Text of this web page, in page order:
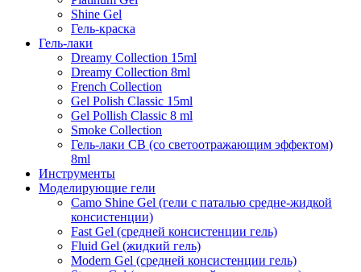
Shine Gel
Гель-краска
Гель-лаки
Dreamy Collection 15ml
Dreamy Collection 8ml
French Collection
Gel Polish Classic 15ml
Gel Pollish Classic 8 ml
Smoke Collection
Гель-лаки СВ (со светоотражающим эффектом)
8ml
Инструменты
Моделирующие гели
Camo Shine Gel (гели с паталью средне-жидкой
консистенции)
Fast Gel (средней консистенции гель)
Fluid Gel (жидкий гель)
Modern Gel (средней консистенции гель)